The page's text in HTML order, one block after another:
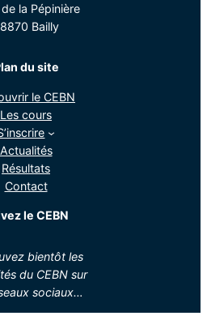
la Pépinière
Bailly
du site
le CEBN
Les cours
Actualités
Résultats
Contact
le CEBN
bientôt les
du CEBN sur
sociaux…